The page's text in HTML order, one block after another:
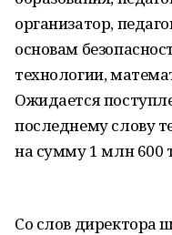
организатор,
основам
технологии,
Ожидается
последнему слову
на сумму 1 млн 600
Со слов директора